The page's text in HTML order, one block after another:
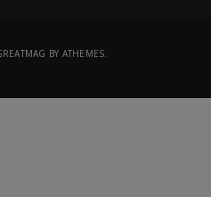
BY ATHEMES.